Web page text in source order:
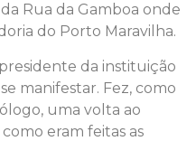
Rua da Gamboa onde
do Porto Maravilha.
da instituição
manifestar. Fez, como
uma volta ao
eram feitas as